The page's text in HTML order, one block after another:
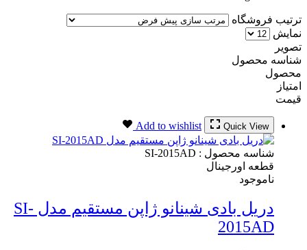
ترتیب فروشگاه
نمایش
تصویر
شناسه محصول
محصول
امتیاز
قیمت
Quick View
Add to wishlist
شناسه محصول : SI-2015AD
قطعه اورجینال
ناموجود
دریل بادی شینانو ژاپن مستقیم مدل SI-
2015AD